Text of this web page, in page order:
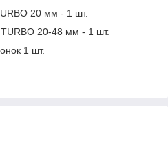
20 мм - 1 шт.
20-48 мм - 1 шт.
1 шт.